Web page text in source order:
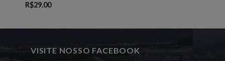
R$29.00
VISITE NOSSO FACEBOOK